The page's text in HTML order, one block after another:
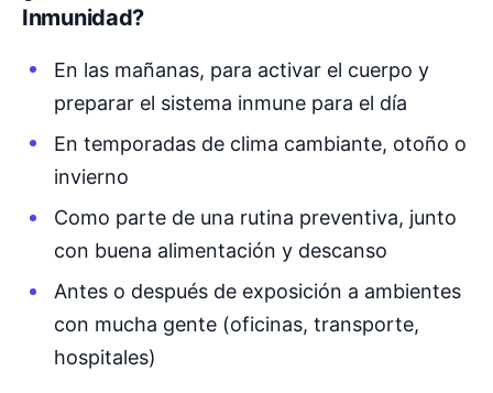
Inmunidad?
En las mañanas, para activar el cuerpo y
preparar el sistema inmune para el día
En temporadas de clima cambiante, otoño o
invierno
Como parte de una rutina preventiva, junto
con buena alimentación y descanso
Antes o después de exposición a ambientes
con mucha gente (oficinas, transporte,
hospitales)